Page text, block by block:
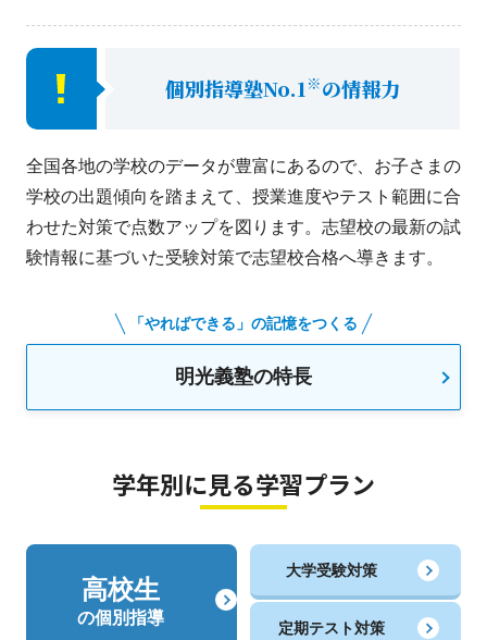
個別指導塾No.1 ※の情報力
全国各地の学校のデータが豊富にあるので、お子さまの
学校の出題傾向を踏まえて、授業進度やテスト範囲に合
わせた対策で点数アップを図ります。志望校の最新の試
験情報に基づいた受験対策で志望校合格へ導きます。
「やればできる」の記憶をつくる
明光義塾の特長
学年別に見る学習プラン
高校生
の個別指導
大学受験対策
定期テスト対策